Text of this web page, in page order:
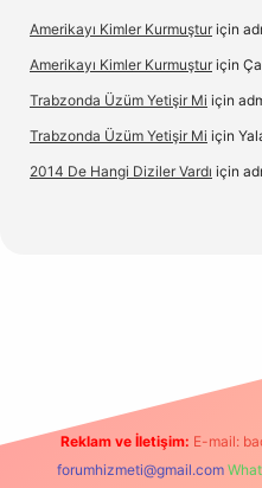
Amerikayı Kimler Kurmuştur için
Amerikayı Kimler Kurmuştur için
Trabzonda Üzüm Yetişir Mi için
Trabzonda Üzüm Yetişir Mi için
2014 De Hangi Diziler Vardı için
Reklam ve İletişim: E-mail:
forumhizmeti@gmail.com